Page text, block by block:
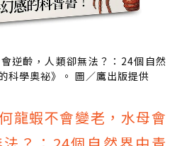
逆齡，人類卻無法？：24個自然
科學奧祕》。 圖／鷹出版提供
龍蝦不會變老，水母會